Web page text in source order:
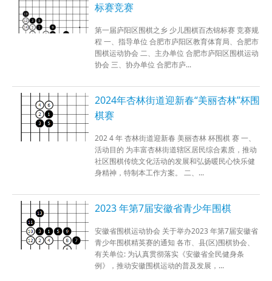
标赛竞赛
第一届庐阳区围棋之乡 少儿围棋百杰锦标赛 竞赛规
程 一、指导单位 合肥市庐阳区教育体育局、合肥市
围棋运动协会 二、主办单位 合肥市庐阳区围棋运动
协会 三、协办单位 合肥市庐...
2024年杏林街道迎新春“美丽杏林”杯围
棋赛
202 4 年 杏林街道迎新春 美丽杏林 杯围棋 赛 一、
活动目的 为丰富杏林街道辖区居民综合素质，推动
社区围棋传统文化活动的发展和弘扬暖民心快乐健
身精神，特制本工作方案。 二、...
2023 年第7届安徽省青少年围棋
安徽省围棋运动协会 关于举办2023 年第7届安徽省
青少年围棋精英赛的通知 各市、县(区)围棋协会、
有关单位: 为认真贯彻落实《安徽省全民健身条
例》，推动安徽围棋运动的普及发展，...